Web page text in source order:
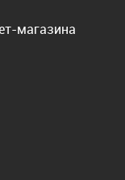
магазина